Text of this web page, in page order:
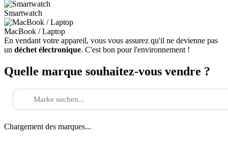
Smartwatch
MacBook / Laptop
En vendant votre appareil, vous vous assurez qu'il ne devienne pas
un déchet électronique. C'est bon pour l'environnement !
Quelle marque souhaitez-vous vendre ?
Chargement des marques...